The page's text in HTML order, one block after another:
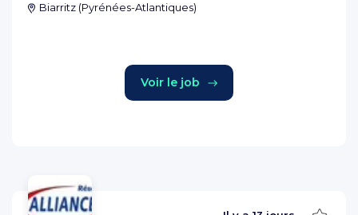
Biarritz (Pyrénées-Atlantiques)
Voir le job